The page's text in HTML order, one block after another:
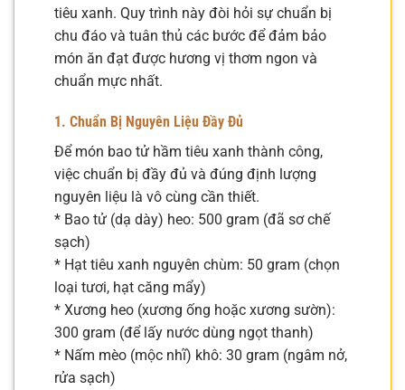
tiêu xanh. Quy trình này đòi hỏi sự chuẩn bị
chu đáo và tuân thủ các bước để đảm bảo
món ăn đạt được hương vị thơm ngon và
chuẩn mực nhất.
1. Chuẩn Bị Nguyên Liệu Đầy Đủ
Để món bao tử hầm tiêu xanh thành công,
việc chuẩn bị đầy đủ và đúng định lượng
nguyên liệu là vô cùng cần thiết.
* Bao tử (dạ dày) heo: 500 gram (đã sơ chế
sạch)
* Hạt tiêu xanh nguyên chùm: 50 gram (chọn
loại tươi, hạt căng mẩy)
* Xương heo (xương ống hoặc xương sườn):
300 gram (để lấy nước dùng ngọt thanh)
* Nấm mèo (mộc nhĩ) khô: 30 gram (ngâm nở,
rửa sạch)